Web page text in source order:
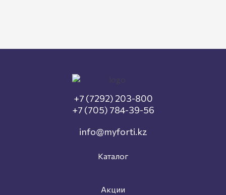
+7 (7292) 203-800
+7 (705) 784-39-56
info@myforti.kz
Каталог
Акции